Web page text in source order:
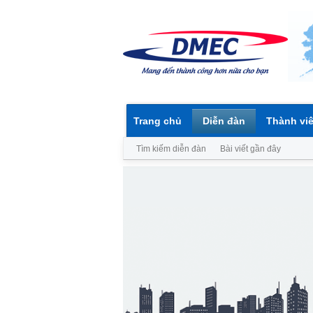
Trang chủ Diễn đàn
Tìm kiếm diễn đàn Bài viết gần đây
Thành